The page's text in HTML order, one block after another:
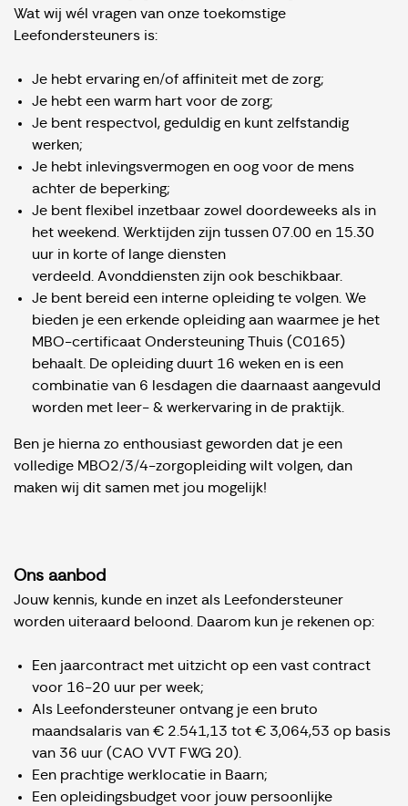
Wat wij wél vragen van onze toekomstige
Leefondersteuners is:
Je hebt ervaring en/of affiniteit met de zorg;
Je hebt een warm hart voor de zorg;
Je bent respectvol, geduldig en kunt zelfstandig
werken;
Je hebt inlevingsvermogen en oog voor de mens
achter de beperking;
Je bent flexibel inzetbaar zowel doordeweeks als in
het weekend. Werktijden zijn tussen 07.00 en 15.30
uur in korte of lange diensten
verdeeld. Avonddiensten zijn ook beschikbaar.
Je bent bereid een interne opleiding te volgen. We
bieden je een erkende opleiding aan waarmee je het
MBO-certificaat Ondersteuning Thuis (C0165)
behaalt. De opleiding duurt 16 weken en is een
combinatie van 6 lesdagen die daarnaast aangevuld
worden met leer- & werkervaring in de praktijk.
Ben je hierna zo enthousiast geworden dat je een
volledige MBO2/3/4-zorgopleiding wilt volgen, dan
maken wij dit samen met jou mogelijk!
Ons aanbod
Jouw kennis, kunde en inzet als Leefondersteuner
worden uiteraard beloond. Daarom kun je rekenen op:
Een jaarcontract met uitzicht op een vast contract
voor 16-20 uur per week;
Als Leefondersteuner ontvang je een bruto
maandsalaris van € 2.541,13 tot € 3,064,53 op basis
van 36 uur (CAO VVT FWG 20).
Een prachtige werklocatie in Baarn;
Een opleidingsbudget voor jouw persoonlijke